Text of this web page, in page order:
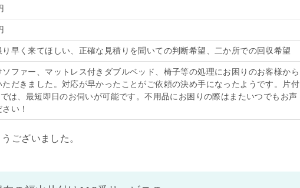
り早く来てほしい、正確な見積りを聞いての判断希望、二か所での回収希望
ソファー、マットレス付きダブルベッド、椅子等の処理にお困りのお客様から
ただきました。対応が早かったことがご依頼の決め手になったようです。片付
は、最短即日のお伺いが可能です。不用品にお困りの際はまたいつでもお声
い！
ございました。